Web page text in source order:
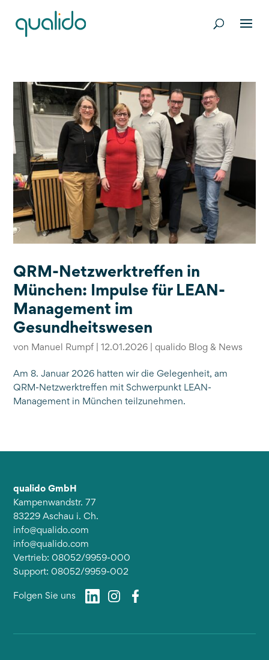
QRM-Netzwerktreffen in
München: Impulse für LEAN-
Management im
Gesundheitswesen
von Manuel Rumpf |12.01.2026 |qualido Blog & News
Am 8. Januar 2026 hatten wir die Gelegenheit, am
QRM-Netzwerktreffen mit Schwerpunkt LEAN-
Management in München teilzunehmen.
qualido GmbH
Kampenwandstr. 77
83229 Aschau i. Ch.
info@qualido.com
info@qualido.com
Vertrieb: 08052/9959-000
Support: 08052/9959-002
Folgen Sie uns